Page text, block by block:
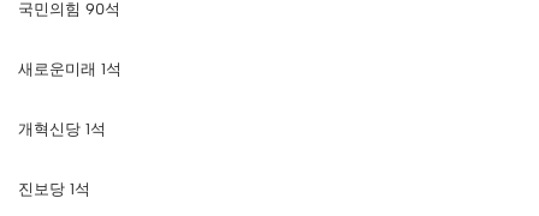
국민의힘 90석
새로운미래 1석
개혁신당 1석
진보당 1석